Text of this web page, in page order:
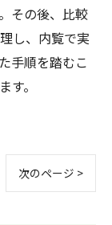
その後、比較
し、内覧で実
手順を踏むこ
。
次のページ >